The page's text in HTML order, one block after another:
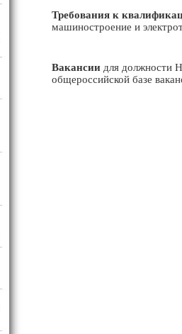
Требования к
машиностроение и
Вакансии для должности
общероссийской базе